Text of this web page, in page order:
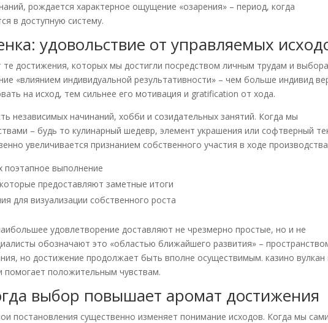
рождается характерное ощущение «озарения» – период, когда
в доступную систему.
удовольствие от управляемых
те достижения, которых мы достигли посредством личным трудам и
«влиянием индивидуальной результативности» – чем больше индивид
на исход, тем сильнее его мотивация и gratification от хода.
независимых начинаний, хобби и созидательных занятий. Когда мы
– будь то кулинарный шедевр, элемент украшения или софтверный
увеличивается признанием собственного участия в ходе
поэтапное выполнение
предоставляют заметные итоги
для визуализации собственного роста
удовлетворение доставляют не чрезмерно простые, но и не
обозначают это «областью ближайшего развития» –
но достижение продолжает быть вполне осуществимым. казино вулкан
помогает положительным чувствам.
выбор повышает аромат достижения
постановления существенно изменяет понимание исходов. Когда мы